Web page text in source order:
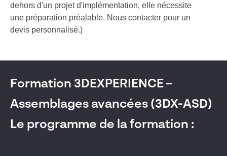
dehors d'un projet d'implémentation, elle nécessite
une préparation préalable. Nous contacter pour un
devis personnalisé.)
Formation 3DEXPERIENCE –
Assemblages avancées (3DX-ASD)
Le programme de la formation :